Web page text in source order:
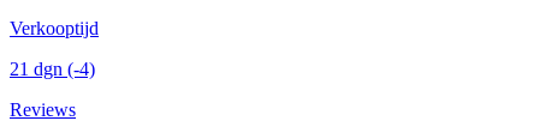
Verkooptijd
21 dgn (-4)
Reviews